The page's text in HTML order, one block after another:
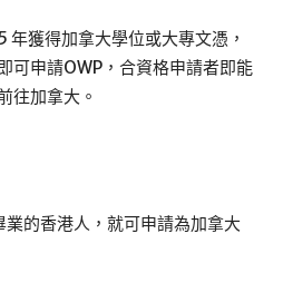
獲得加拿大學位或大專文憑，
可申請OWP，合資格申請者即能
往加拿大。
的香港人，就可申請為加拿大